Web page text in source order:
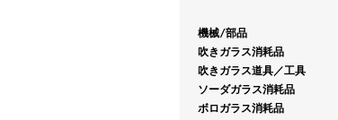
機械/部品
吹きガラス消耗品
吹きガラス道具／工具
ソーダガラス消耗品
ボロガラス消耗品